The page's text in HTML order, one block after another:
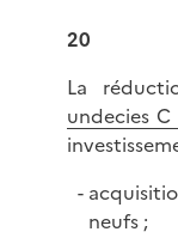
20
La
undecies
neufs ;